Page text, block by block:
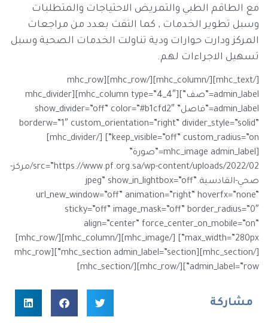
مع الطاقم الطبي والتمريض الاحتياجات والمتطلبات
وسبل تطوير الخدمات , كما التقت بعدد من مراجعات
المركز ودارت حوارات ودية تناولت الخدمات الصحية وسبل
تسهيل الاجراءات لهم.
[/mhc_text][/mhc_column][/mhc_row][mhc_row
admin_label=”صف”][mhc_column type=”4_4″][mhc_divider
admin_label=”فاصل” show_divider=”off” color=”#b1cfd2″
borderw=”1″ custom_orientation=”right” divider_style=”solid”
keep_visible=”off” custom_radius=”on”] [/mhc_divider]
[mhc_image admin_label=”صورة”
src=”https://www.pf.org.sa/wp-content/uploads/2022/02/مركز-
صحي-القادسية.jpeg” show_in_lightbox=”off”
url_new_window=”off” animation=”right” hoverfx=”none”
sticky=”off” image_mask=”off” border_radius=”0″
align=”center” force_center_on_mobile=”on”
max_width=”280px”] [/mhc_image][/mhc_column][/mhc_row]
[/mhc_section][mhc_section admin_label=”section”][mhc_row
admin_label=”row”][/mhc_row][/mhc_section]
مشاركة